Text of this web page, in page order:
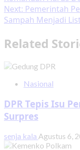
navigation
Next: Pemerintah
Sampah Menjadi
Related
Nasional
DPR Tepis Isu
Surpres
senja kala Agustus 6,